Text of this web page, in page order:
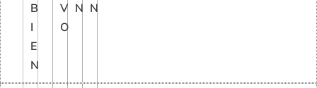
B
I
E
N
V
O
N N